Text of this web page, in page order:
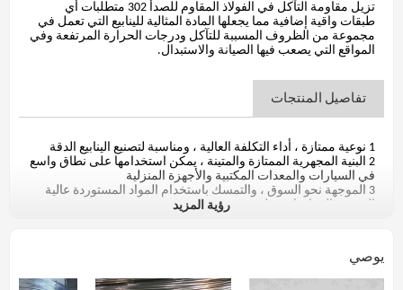
تزيل مقاومة التآكل في الفولاذ المقاوم للصدأ 302 متطلبات أي
طبقات واقية إضافية مما يجعلها المادة المثالية للينابيع التي تعمل في
مجموعة من الظروف المسببة للتآكل ودرجات الحرارة المرتفعة وفي
المواقع التي يصعب فيها الصيانة والاستبدال.
تفاصيل المنتجات
1 نوعية ممتازة ، أداء التكلفة العالية ، ومناسبة لتصنيع الينابيع الدقة
2 البنية المجهرية الممتازة والمتينة ، يمكن استخدامها على نطاق واسع
في السيارات والمعدات المكتبية والأجهزة المنزلية
3 الموجهة نحو السوق ، والتمسك باستخدام المواد المستوردة عالية
مشرق
رؤية المزيد
يوصي